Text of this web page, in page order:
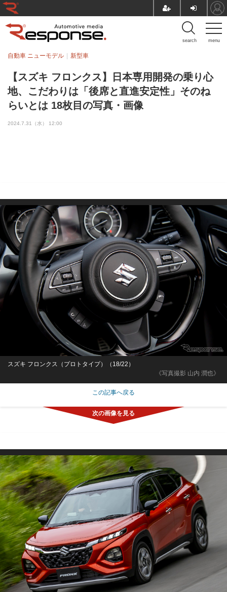
menu
search
【スズキ フロンクス】日本専用開発の乗り心
地、こだわりは「後席と直進安定性」そのね
らいとは 18枚目の写真・画像
自動車 ニューモデル 新型車
2024.7.31（水） 12:00
《写真撮影 山内 潤也》
スズキ フロンクス（プロトタイプ）（18/22）
この記事へ戻る